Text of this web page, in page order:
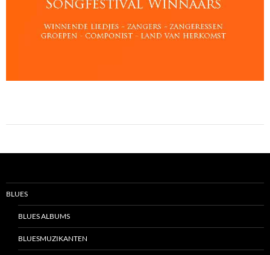
BLUES
BLUES ALBUMS
BLUESMUZIKANTEN